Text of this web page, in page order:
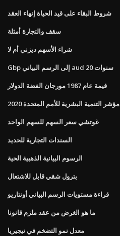
شروط البقاء على قيد الحياة إنهاء العقد
سقف والتجارة أمثلة
شراء الأسهم ديزني أم لا
Gbp إلى الرسم البياني aud 20 سنوات
قيمة عام 1987 مورجان الفضة الدولار
مؤشر التنمية البشرية للأمم المتحدة 2020
غوتشي سعر السهم للسهم الواحد
السندات التجارية للحديد
الرسوم البيانية الذهبية الحية
بترول شقي قابل للاشتعال
قراءة مستويات الرسم البياني أونتاريو
ما هو الغرض من عقد ملزم قانونا
معدل نمو التضخم في نيجيريا